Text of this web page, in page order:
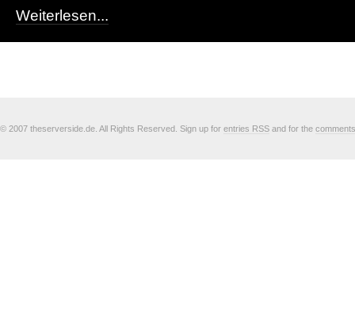
Weiterlesen...
© 2007 theserverside.de. All Rights Reserved. Sign up for entries RSS and for the